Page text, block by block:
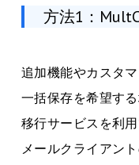
方法1：
追加機能やカスタ
一括保存を希望す
移行サービスを利
メールクライアン